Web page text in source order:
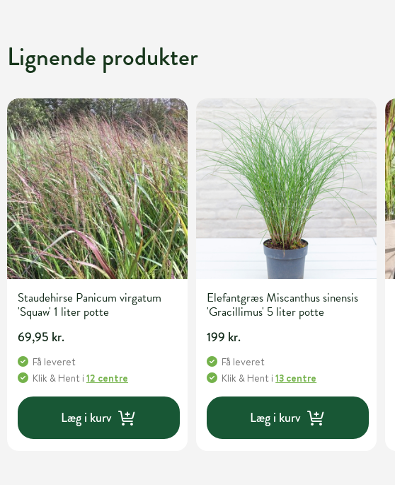
Lignende produkter
Staudehirse Panicum virgatum
'Squaw' 1 liter potte
69,95 kr.
Få leveret
Klik & Hent i 12 centre
Læg i kurv
Elefantgræs Miscanthus sinensis
'Gracillimus' 5 liter potte
199 kr.
Få leveret
Klik & Hent i13 centre
Læg i kurv